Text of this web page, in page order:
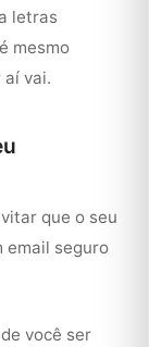
letras
mesmo
aí vai.
que o seu
email seguro
você ser